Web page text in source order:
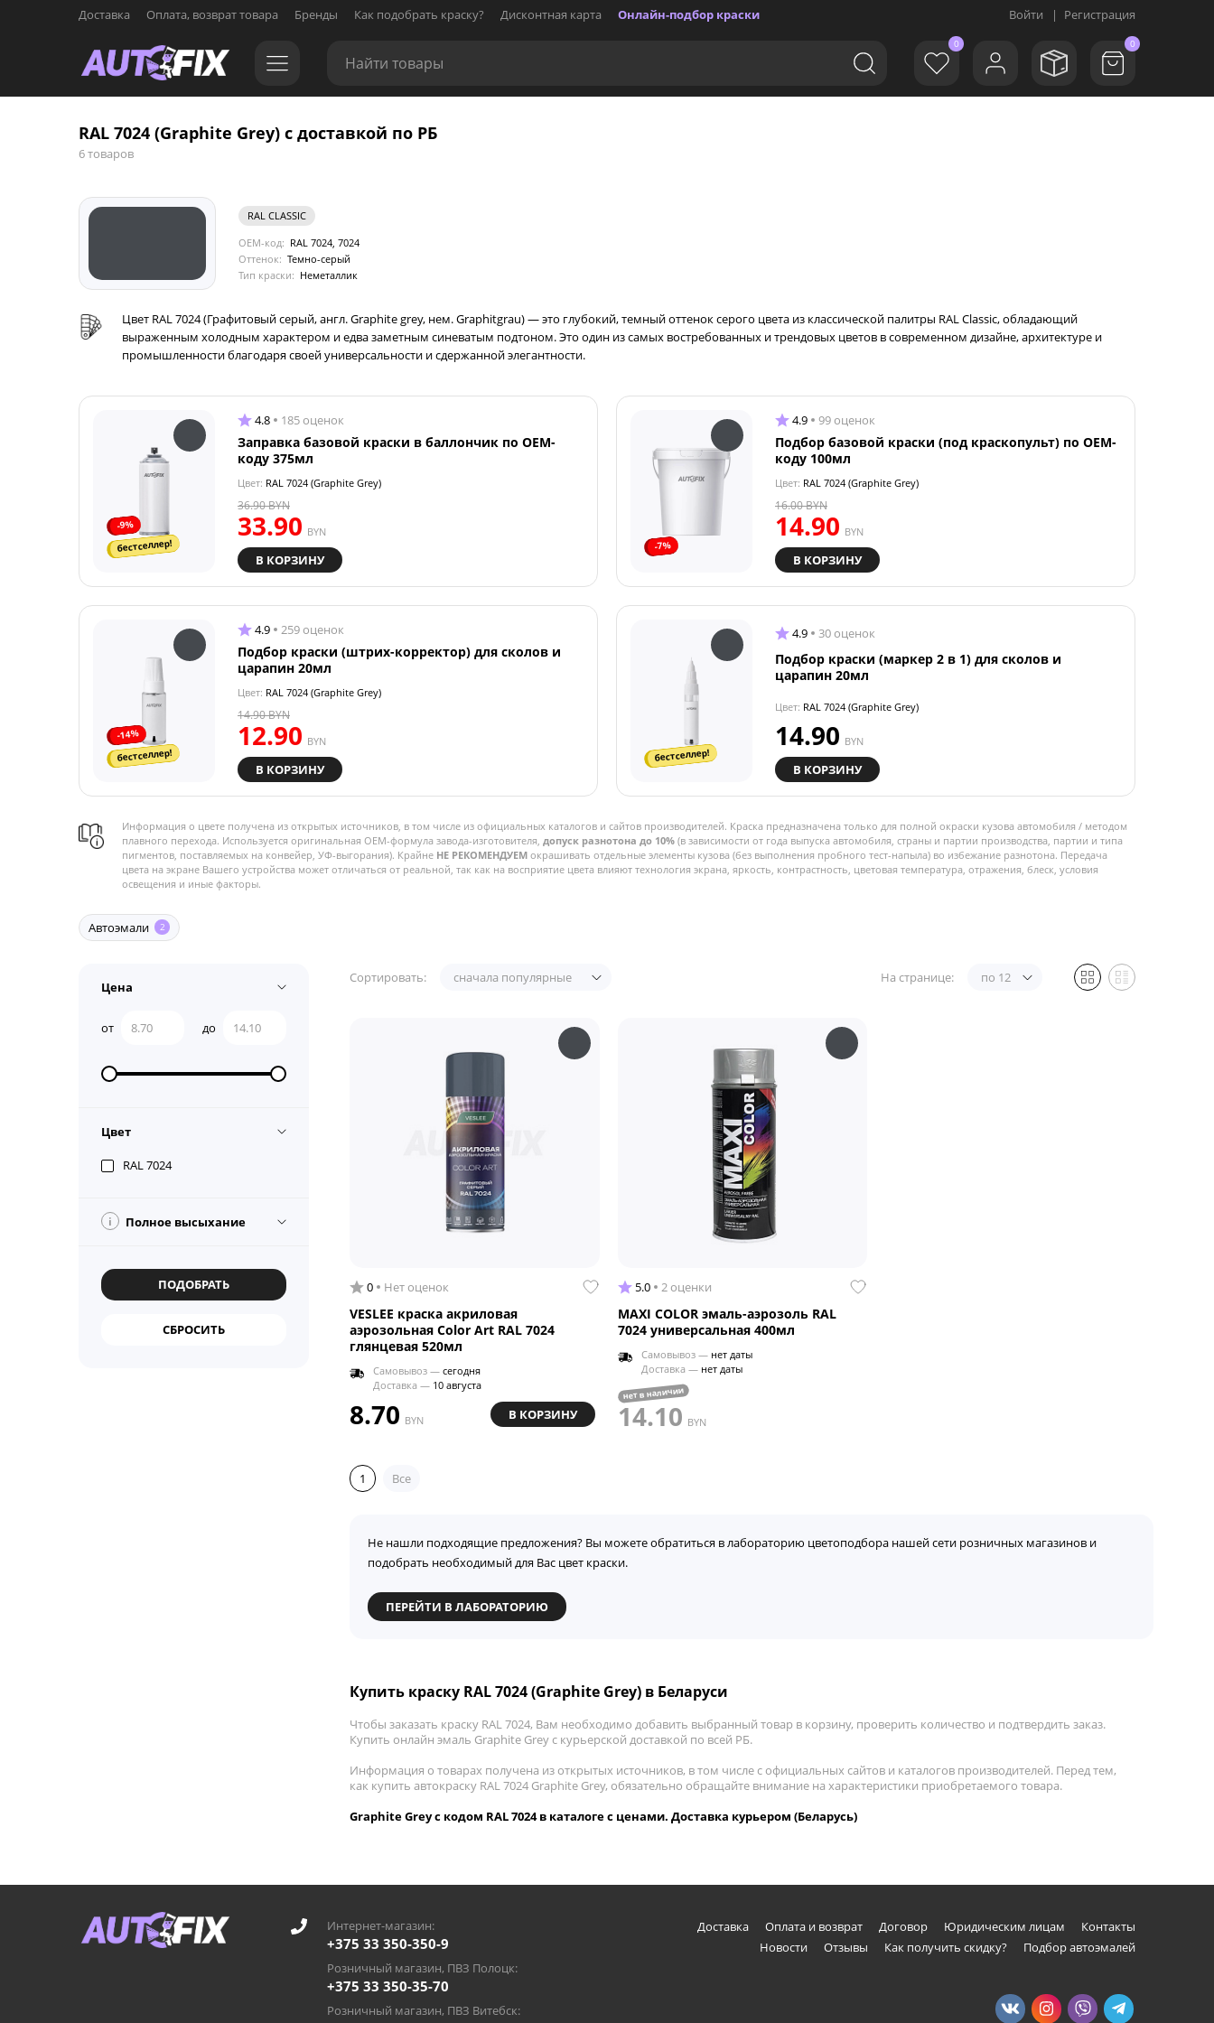
Доставка Оплата, возврат товара Бренды Как подобрать краску? Дисконтная карта Онлайн-подбор краски Войти | Регистрация
0 0
RAL 7024 (Graphite Grey) с доставкой по РБ
6 товаров
RAL CLASSIC
OEM-код: RAL 7024, 7024
Оттенок: Темно-серый
Тип краски: Неметаллик
Цвет RAL 7024 (Графитовый серый, англ. Graphite grey, нем. Graphitgrau) — это глубокий, темный оттенок серого цвета из классической палитры RAL Classic, обладающий
выраженным холодным характером и едва заметным синеватым подтоном. Это один из самых востребованных и трендовых цветов в современном дизайне, архитектуре и
промышленности благодаря своей универсальности и сдержанной элегантности.
-9%
бестселлер!
4.8 185 оценок
Заправка базовой краски в баллончик по OEM-
коду 375мл
Цвет: RAL 7024 (Graphite Grey)
33.90 BYN
36.90BYN
В КОРЗИНУ
-7%
4.9 99 оценок
Подбор базовой краски (под краскопульт) по OEM-
коду 100мл
Цвет: RAL 7024 (Graphite Grey)
14.90 BYN
16.00BYN
В КОРЗИНУ
-14%
бестселлер!
4.9 259 оценок
Подбор краски (штрих-корректор) для сколов и
царапин 20мл
Цвет: RAL 7024 (Graphite Grey)
12.90 BYN
14.90BYN
В КОРЗИНУ
бестселлер!
4.9 30 оценок
Подбор краски (маркер 2 в 1) для сколов и
царапин 20мл
Цвет: RAL 7024 (Graphite Grey)
14.90 BYN
В КОРЗИНУ
Информация о цвете получена из открытых источников, в том числе из официальных каталогов и сайтов производителей. Краска предназначена только для полной окраски кузова автомобиля / методом
плавного перехода. Используется оригинальная OEM-формула завода-изготовителя, допуск разнотона до 10% (в зависимости от года выпуска автомобиля, страны и партии производства, партии и типа
пигментов, поставляемых на конвейер, УФ-выгорания). Крайне НЕ РЕКОМЕНДУЕМ окрашивать отдельные элементы кузова (без выполнения пробного тест-напыла) во избежание разнотона. Передача
цвета на экране Вашего устройства может отличаться от реальной, так как на восприятие цвета влияют технология экрана, яркость, контрастность, цветовая температура, отражения, блеск, условия
освещения и иные факторы.
Автоэмали 2
Цена
от до
Цвет
RAL 7024
i Полное высыхание
Сортировать: сначала популярные На странице: по 12
0 Нет оценок
VESLEE краска акриловая
аэрозольная Color Art RAL 7024
глянцевая 520мл
Самовывоз — сегодня
Доставка — 10 августа
8.70 BYN В КОРЗИНУ
5.0 2 оценки
MAXI COLOR эмаль-аэрозоль RAL
7024 универсальная 400мл
Самовывоз — нет даты
Доставка — нет даты
нет в наличии
14.10 BYN
1 Все
Не нашли подходящие предложения? Вы можете обратиться в лабораторию цветоподбора нашей сети розничных магазинов и
подобрать необходимый для Вас цвет краски.
ПЕРЕЙТИ В ЛАБОРАТОРИЮ
Купить краску RAL 7024 (Graphite Grey) в Беларуси
Чтобы заказать краску RAL 7024, Вам необходимо добавить выбранный товар в корзину, проверить количество и подтвердить заказ.
Купить онлайн эмаль Graphite Grey с курьерской доставкой по всей РБ.
Информация о товарах получена из открытых источников, в том числе с официальных сайтов и каталогов производителей. Перед тем,
как купить автокраску RAL 7024 Graphite Grey, обязательно обращайте внимание на характеристики приобретаемого товара.
Graphite Grey с кодом RAL 7024 в каталоге с ценами. Доставка курьером (Беларусь)
Интернет-магазин:
+375 33 350-350-9
Розничный магазин, ПВЗ Полоцк:
+375 33 350-35-70
Розничный магазин, ПВЗ Витебск:
Доставка Оплата и возврат Договор Юридическим лицам
Контакты
Новости
Отзывы Как получить скидку? Подбор автоэмалей